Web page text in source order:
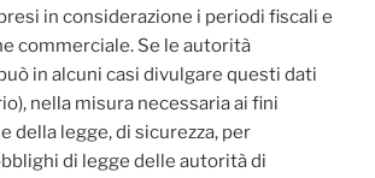
in considerazione i periodi fiscali e
commerciale. Se le autorità
in alcuni casi divulgare questi dati
nella misura necessaria ai fini
della legge, di sicurezza, per
di legge delle autorità di